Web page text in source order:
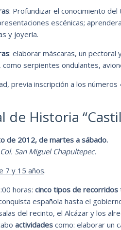
: Profundizar el conocimiento
escénicas;
y joyería.
: elaborar máscaras, un pectoral
serpientes ondulantes,
previa inscripción a los
de Historia
de 2012, de martes a sábado.
San Miguel Chapultepec.
7 y 15 años.
horas: cinco tipos de
española hasta el
del recinto, el Alcázar y los
actividades como: elaborar un